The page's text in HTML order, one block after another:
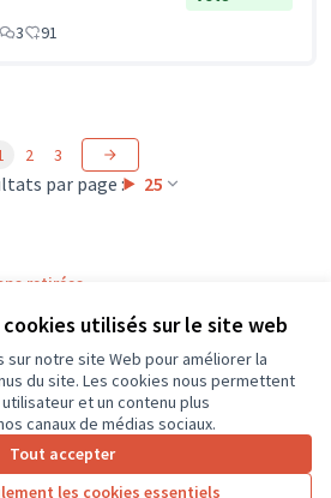
utilisés sur le site web
sur notre site Web pour améliorer la
du site. Les cookies nous permettent
et un contenu plus
canaux de médias sociaux.
Tout accepter
les cookies essentiels
3 91
par page : 25
2 3
retirées